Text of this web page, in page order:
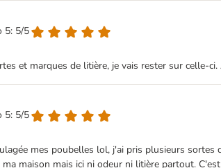
5: 5/5
et marques de litière, je vais rester sur celle-
5: 5/5
mes poubelles lol, j'ai pris plusieurs
maison mais ici ni odeur ni litière partout.